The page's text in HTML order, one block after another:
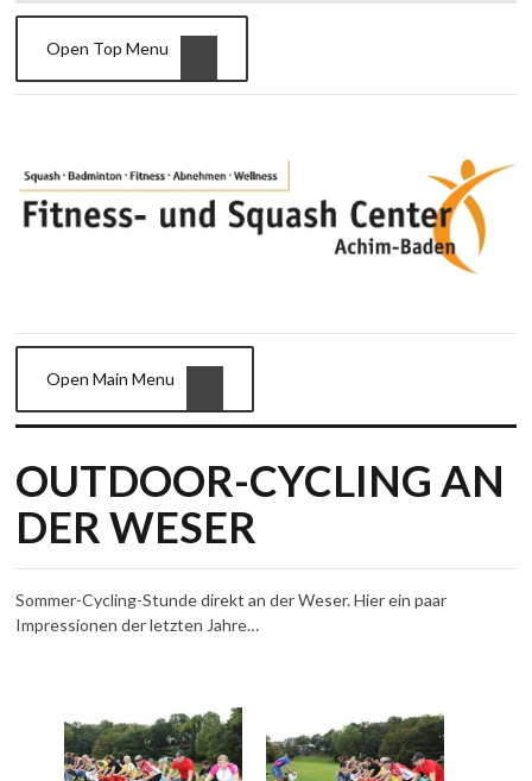
Open Top Menu
Open Main Menu
OUTDOOR-CYCLING AN
DER WESER
Sommer-Cycling-Stunde direkt an der Weser. Hier ein paar
Impressionen der letzten Jahre…